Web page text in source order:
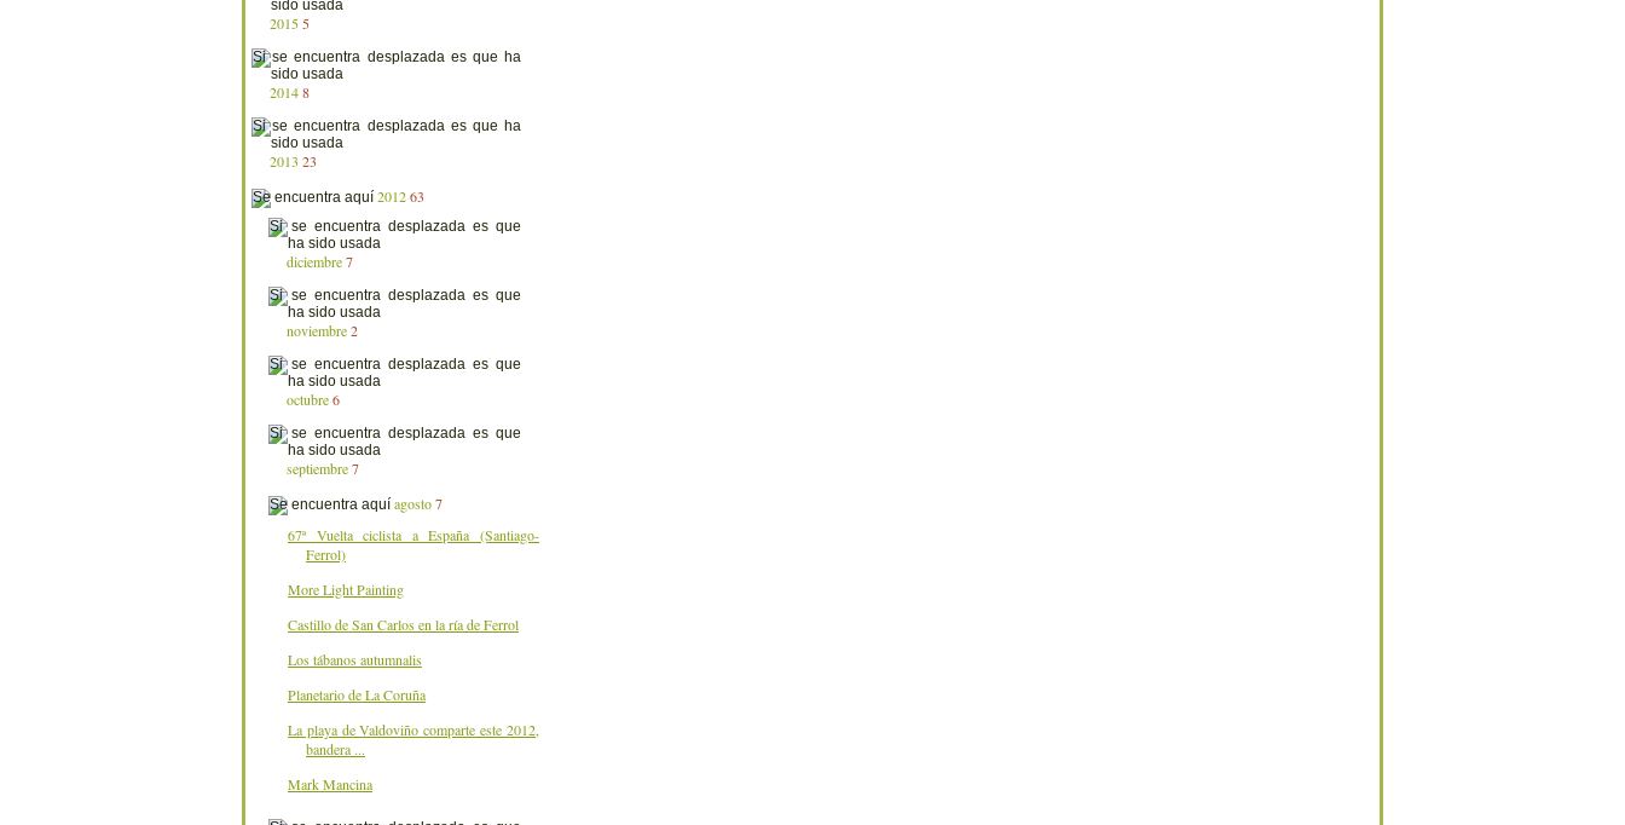
2015 5
20148
2013 23
201263
diciembre 7
noviembre 2
octubre 6
septiembre 7
agosto 7
67ª Vuelta ciclista a España (Santiago-
Ferrol)
More Light Painting
Castillo de San Carlos en la ría de Ferrol
Los tábanos autumnalis
Planetario de La Coruña
La playa de Valdoviño comparte este 2012,
bandera ...
Mark Mancina